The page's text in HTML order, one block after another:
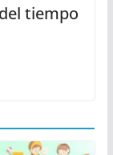
tiempo